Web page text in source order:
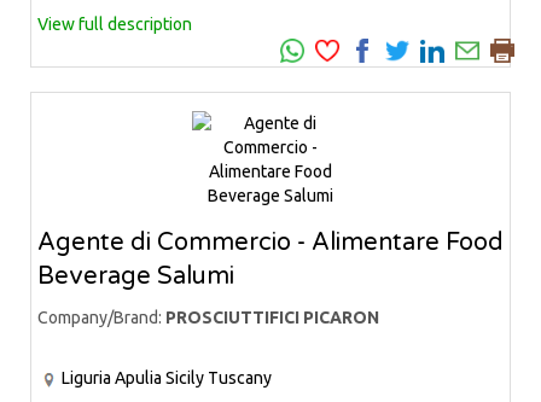
View full description
Agente di Commercio - Alimentare Food
Beverage Salumi
Company/Brand: PROSCIUTTIFICI PICARON
Liguria Apulia Sicily Tuscany